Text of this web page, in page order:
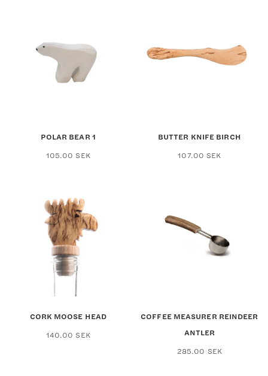
POLAR BEAR 1
105.00 SEKThis
options
may
BUTTER KNIFE BIRCH
107.00 SEK
CORK MOOSE HEAD
140.00 SEK
COFFEE MEASURER REINDEER
ANTLER
285.00 SEK